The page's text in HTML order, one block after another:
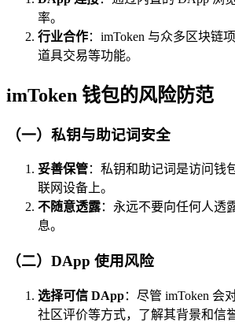
率。
行业合作：imToken 与众多区块链
道具交易等功能。
imToken 钱包的风险防范
（一）私钥与助记词安全
妥善保管：私钥和助记词是访问钱
联网设备上。
不随意透露：永远不要向任何人透
息。
（二）DApp 使用风险
选择可信 DApp：尽管 imToken 会
社区评价等方式，了解其背景和信誉